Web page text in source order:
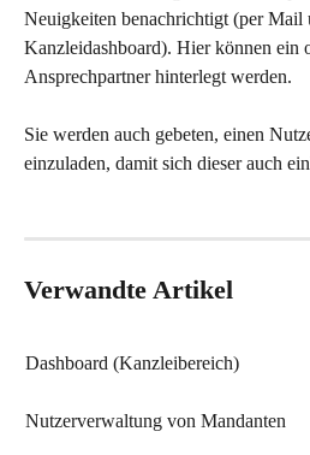
Neuigkeiten benachrichtigt (per Mail
Kanzleidashboard). Hier können ein
Ansprechpartner hinterlegt werden.
Sie werden auch gebeten, einen
einzuladen, damit sich dieser auch
Verwandte Artikel
Dashboard (Kanzleibereich)
Nutzerverwaltung von Mandanten